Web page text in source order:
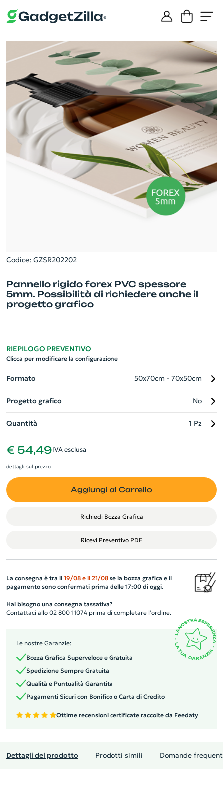
Codice: GZSR202202
Pannello rigido forex PVC spessore
5mm. Possibilità di richiedere anche il
progetto grafico
RIEPILOGO PREVENTIVO
Clicca per modificare la configurazione
Formato 50x70cm - 70x50cm
Progetto grafico No
Quantità 1 Pz
€ 54,49IVA esclusa
dettagli sul prezzo
Aggiungi al Carrello
Richiedi Bozza Grafica
Ricevi Preventivo PDF
La consegna è tra il 19/08 e il 21/08se la bozza grafica e il
pagamento sono confermati prima delle 17:00 di oggi.
Hai bisogno una consegna tassativa?
Contattaci allo 02 800 11074 prima di completare l’ordine.
Le nostre Garanzie:
Bozza Grafica Superveloce e Gratuita
Spedizione Sempre Gratuita
Qualità e Puntualità Garantita
Pagamenti Sicuri con Bonifico o Carta di Credito
Ottime recensioni certificate raccolte da Feedaty
Dettagli del prodotto Prodotti simili Domande